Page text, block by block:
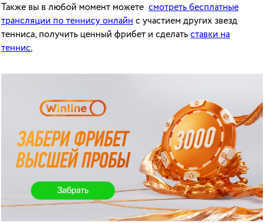
Также вы в любой момент можете смотреть бесплатные
трансляции по теннису онлайнс участием других звезд
тенниса, получить ценный фрибет и сделатьставки на
теннис.